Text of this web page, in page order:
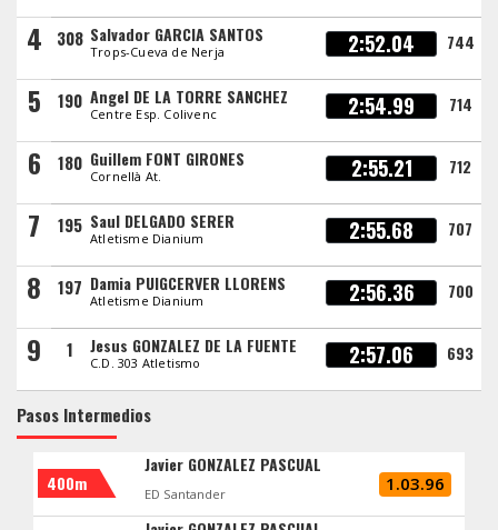
4 308 Salvador GARCIA SANTOS
Trops-Cueva de Nerja 2:52.04 744
5 190 Angel DE LA TORRE SANCHEZ
Centre Esp. Colivenc 2:54.99 714
6 180 Guillem FONT GIRONES
Cornellà At. 2:55.21 712
7 195 Saul DELGADO SERER
Atletisme Dianium 2:55.68 707
8 197 Damia PUIGCERVER LLORENS
Atletisme Dianium 2:56.36 700
9 1 Jesus GONZALEZ DE LA FUENTE
C.D. 303 Atletismo 2:57.06 693
Pasos Intermedios
400m
Javier GONZALEZ PASCUAL
ED Santander 1.03.96